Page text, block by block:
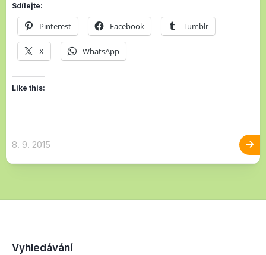
Sdílejte:
Pinterest Facebook Tumblr
X WhatsApp
Like this:
8. 9. 2015
Vyhledávání